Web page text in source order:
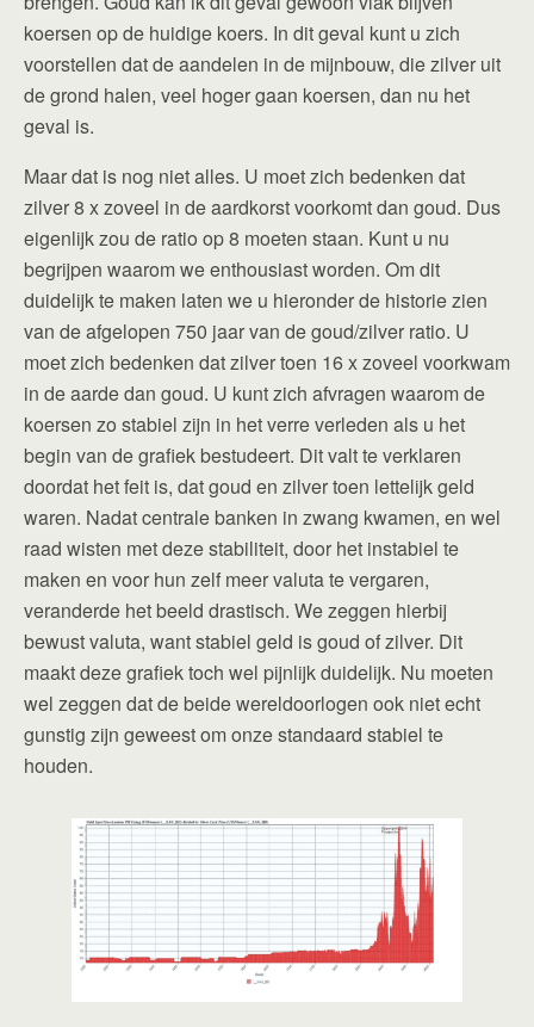
koersen op de huidige koers. In dit geval kunt u zich
voorstellen dat de aandelen in de mijnbouw, die zilver uit
de grond halen, veel hoger gaan koersen, dan nu het
geval is.
Maar dat is nog niet alles. U moet zich bedenken dat
zilver 8 x zoveel in de aardkorst voorkomt dan goud. Dus
eigenlijk zou de ratio op 8 moeten staan. Kunt u nu
begrijpen waarom we enthousiast worden. Om dit
duidelijk te maken laten we u hieronder de historie zien
van de afgelopen 750 jaar van de goud/zilver ratio. U
moet zich bedenken dat zilver toen 16 x zoveel voorkwam
in de aarde dan goud. U kunt zich afvragen waarom de
koersen zo stabiel zijn in het verre verleden als u het
begin van de grafiek bestudeert. Dit valt te verklaren
doordat het feit is, dat goud en zilver toen lettelijk geld
waren. Nadat centrale banken in zwang kwamen, en wel
raad wisten met deze stabiliteit, door het instabiel te
maken en voor hun zelf meer valuta te vergaren,
veranderde het beeld drastisch. We zeggen hierbij
bewust valuta, want stabiel geld is goud of zilver. Dit
maakt deze grafiek toch wel pijnlijk duidelijk. Nu moeten
wel zeggen dat de beide wereldoorlogen ook niet echt
gunstig zijn geweest om onze standaard stabiel te
houden.